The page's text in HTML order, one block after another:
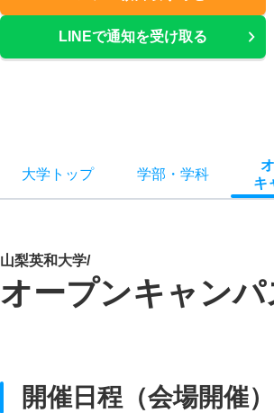
LINEで通知を受け取る
大学トップ 学部 ・ 学科
キ
山梨英和大学/
オープンキャンパ
開催日程（会場開催）